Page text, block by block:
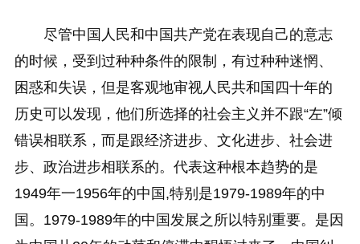
尽管中国人民和中国共产党在表现自己的意志
的时候，受到过种种条件的限制，有过种种迷惘、
困惑和失误，但是客观地审视人民共和国四十年的
历史可以发现，他们所选择的社会主义并不跟“左”倾
错误相联系，而是跟经济进步、文化进步、社会进
步、政治进步相联系的。代表这种根本趋势的是
1949年一1956年的中国,特别是1979-1989年的中
国。1979-1989年的中国发展之所以特别重要。是因